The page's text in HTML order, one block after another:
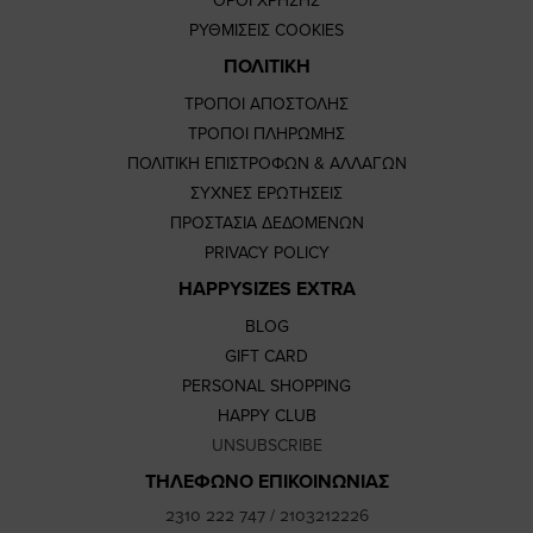
ΡΥΘΜΙΣΕΙΣ COOKIES
ΠΟΛΙΤΙΚΗ
ΤΡΟΠΟΙ ΑΠΟΣΤΟΛΗΣ
ΤΡΟΠΟΙ ΠΛΗΡΩΜΗΣ
ΠΟΛΙΤΙΚΗ ΕΠΙΣΤΡΟΦΩΝ & ΑΛΛΑΓΩΝ
ΣΥΧΝΕΣ ΕΡΩΤΗΣΕΙΣ
ΠΡΟΣΤΑΣΙΑ ΔΕΔΟΜΕΝΩΝ
PRIVACY POLICY
HAPPYSIZES EXTRA
BLOG
GIFT CARD
PERSONAL SHOPPING
HAPPY CLUB
UNSUBSCRIBE
ΤΗΛΕΦΩΝΟ ΕΠΙΚΟΙΝΩΝΙΑΣ
2310 222 747/ 2103212226